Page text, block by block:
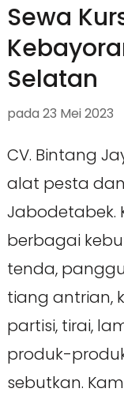
Sewa
Selatan
pada 23 Mei 2023
CV. Bintang
alat pesta
Jabodetabek.
berbagai
tenda,
tiang antrian,
partisi, tirai,
produk-
sebutkan.